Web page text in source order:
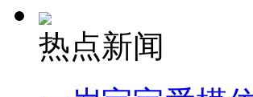
热点新闻